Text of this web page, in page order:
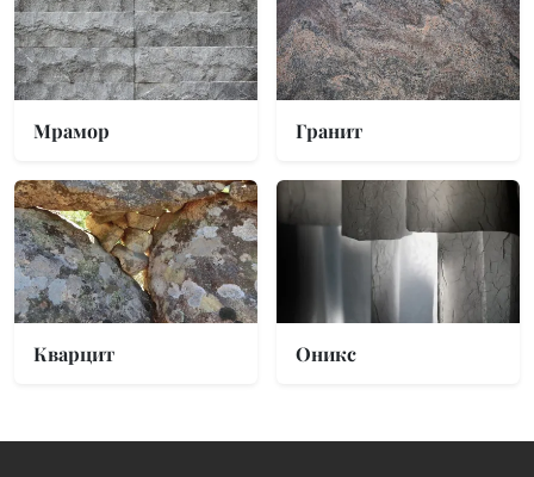
Мрамор Гранит
Кварцит Оникс